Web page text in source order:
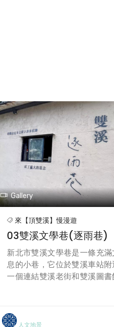
Gallery
來【頂雙溪】慢漫遊
03雙溪文學巷(逐雨巷)
新北市雙溪文學巷是一條充
息的小巷，它位於雙溪車站附
一個連結雙溪老街和雙溪圖書
生，讓人在走過時，可以感受
的文學風采和思想。文學巷
人文地景